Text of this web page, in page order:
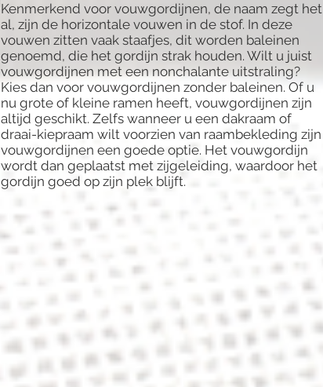
Kenmerkend voor vouwgordijnen, de naam zegt het
al, zijn de horizontale vouwen in de stof. In deze
vouwen zitten vaak staafjes, dit worden baleinen
genoemd, die het gordijn strak houden. Wilt u juist
vouwgordijnen met een nonchalante uitstraling?
Kies dan voor vouwgordijnen zonder baleinen. Of u
nu grote of kleine ramen heeft, vouwgordijnen zijn
altijd geschikt. Zelfs wanneer u een dakraam of
draai-kiepraam wilt voorzien van raambekleding zijn
vouwgordijnen een goede optie. Het vouwgordijn
wordt dan geplaatst met zijgeleiding, waardoor het
gordijn goed op zijn plek blijft.